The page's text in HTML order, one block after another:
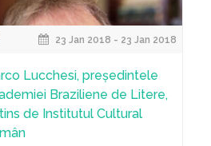
23 Jan 2018 - 23 Jan 2018
Lucchesi, președintele
Braziliene de Litere,
de Institutul Cultural